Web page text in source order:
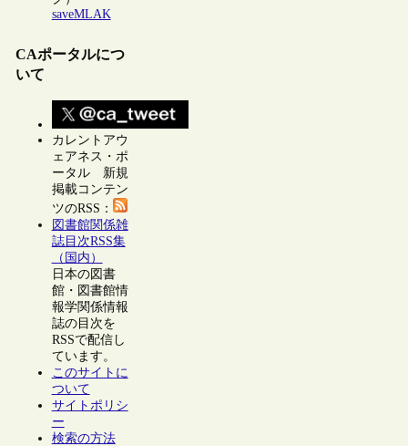
saveMLAK
CAポータルにつ
いて
カレントアウ
ェアネス・ポ
ータル 新規
掲載コンテン
ツのRSS：
図書館関係雑
誌目次RSS集
（国内）
日本の図書
館・図書館情
報学関係情報
誌の目次を
RSSで配信し
ています。
このサイトに
ついて
サイトポリシ
ー
検索の方法